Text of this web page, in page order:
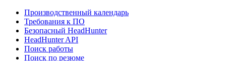
Производственный календарь
Требования к ПО
Безопасный HeadHunter
HeadHunter API
Поиск работы
Поиск по резюме